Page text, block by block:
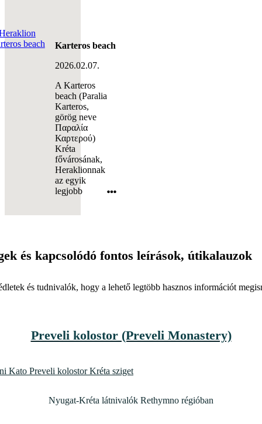
Karteros beach
2026.02.07.
A Karteros
beach (Paralia
Karteros,
görög neve
Παραλία
Καρτερού)
Kréta
fővárosának,
Heraklionnak
az egyik
legjobb
és kapcsolódó fontos leírások, útikalauzok
és tudnivalók, hogy a lehető legtöbb hasznos információt
Preveli kolostor (Preveli Monastery)
Nyugat-Kréta látnivalók Rethymno régióban